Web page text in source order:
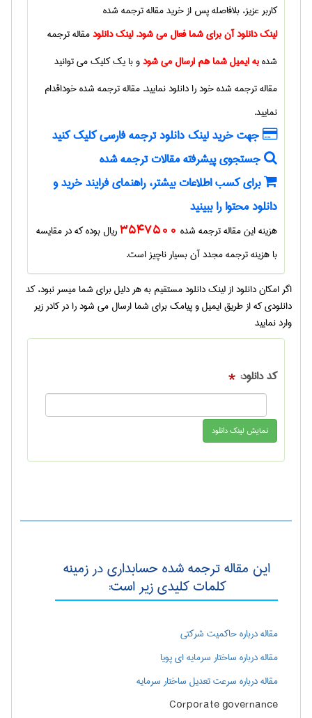
کاربر عزیز، بلافاصله پس از خریدمقاله ترجمه شده
لینک دانلود آن برای شما فعال می شود. لینک دانلودمقاله ترجمه
شدهبه ایمیل شما هم ارسال می شودو با یک کلیک می توانید
مقاله ترجمه شدهخود را دانلود نمایید.مقاله ترجمه شدهخوداقدام
نمایید.
جهت خرید لینک دانلود ترجمه فارسی کلیک کنید
جستجوی پیشرفته مقالات ترجمه شده
برای کسب اطلاعات بیشتر، راهنمای فرایند خرید و
دانلود محتوا را ببینید
هزینه این مقاله ترجمه شده 3547500ریال بوده که در مقایسه
با هزینه ترجمه مجدد آن بسیار ناچیز است.
اگر امکان دانلود از لینک دانلود مستقیم به هر دلیل برای شما میسر نبود، کد
دانلودی که از طریق ایمیل و پیامک برای شما ارسال می شود را در کادر زیر
وارد نمایید
کد دانلود: *
این مقاله ترجمه شده حسابداری در زمینه
کلمات کلیدی زیر است:
مقاله درباره حاکمیت شرکتی
مقاله درباره ساختار سرمایه ای پویا
مقاله درباره سرعت تعدیل ساختار سرمایه
Corporate governance